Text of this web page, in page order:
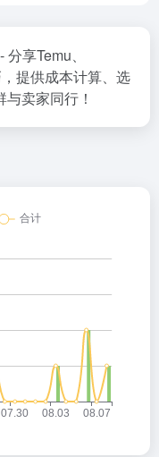
享Temu、
提供成本计算、选
卖家同行！